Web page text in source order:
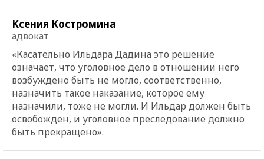
Ксения Костромина
адвокат
«Касательно Ильдара Дадина это решение
означает, что уголовное дело в отношении него
возбуждено быть не могло, соответственно,
назначить такое наказание, которое ему
назначили, тоже не могли. И Ильдар должен быть
освобожден, и уголовное преследование должно
быть прекращено».